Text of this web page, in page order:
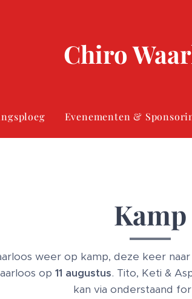
Chiro
Evenementen &
Kamp
weer op kamp, deze keer naar
op 11 augustus. Tito, Keti &
kan via onderstaand